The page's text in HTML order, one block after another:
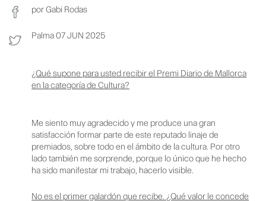
por Gabi Rodas
Palma 07 JUN 2025
¿Qué supone para usted recibir el Premi Diario de Mallorca
en la categoría de Cultura?
Me siento muy agradecido y me produce una gran
satisfacción formar parte de este reputado linaje de
premiados, sobre todo en el ámbito de la cultura. Por otro
lado también me sorprende, porque lo único que he hecho
ha sido manifestar mi trabajo, hacerlo visible.
No es el primer galardón que recibe. ¿Qué valor le concede